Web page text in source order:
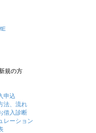
規の方
申込
法、流れ
借入診断
レーション